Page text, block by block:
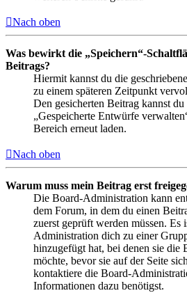
Nach oben
Was bewirkt die „Speichern“-
Beitrags?
Hiermit kannst du die
zu einem späteren Zeitpunkt
Den gesicherten Beitrag kannst
„Gespeicherte Entwürfe
Bereich erneut laden.
Nach oben
Warum muss mein Beitrag erst
Die Board-Administration kann
dem Forum, in dem du einen
zuerst geprüft werden müssen. Es
Administration dich zu einer
hinzugefügt hat, bei denen sie die
möchte, bevor sie auf der Seite
kontaktiere die Board-
Informationen dazu benötigst.